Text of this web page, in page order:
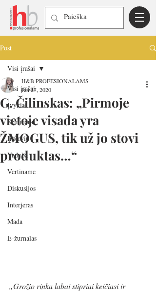
Post
Visi įrašai
Įvykiai
Seminarai
Interviu
Vadyba
Vertiname
Diskusijos
Interjeras
Mada
E-žurnalas
Visi įrašai
G. Čilinskas: „Pirmoje
vietoje visada yra
ŽMOGUS, tik už jo stovi
produktas…“
H&B PROFESIONALAMS
Jan 27, 2020
„Grožio rinka labai stipriai keičiasi ir